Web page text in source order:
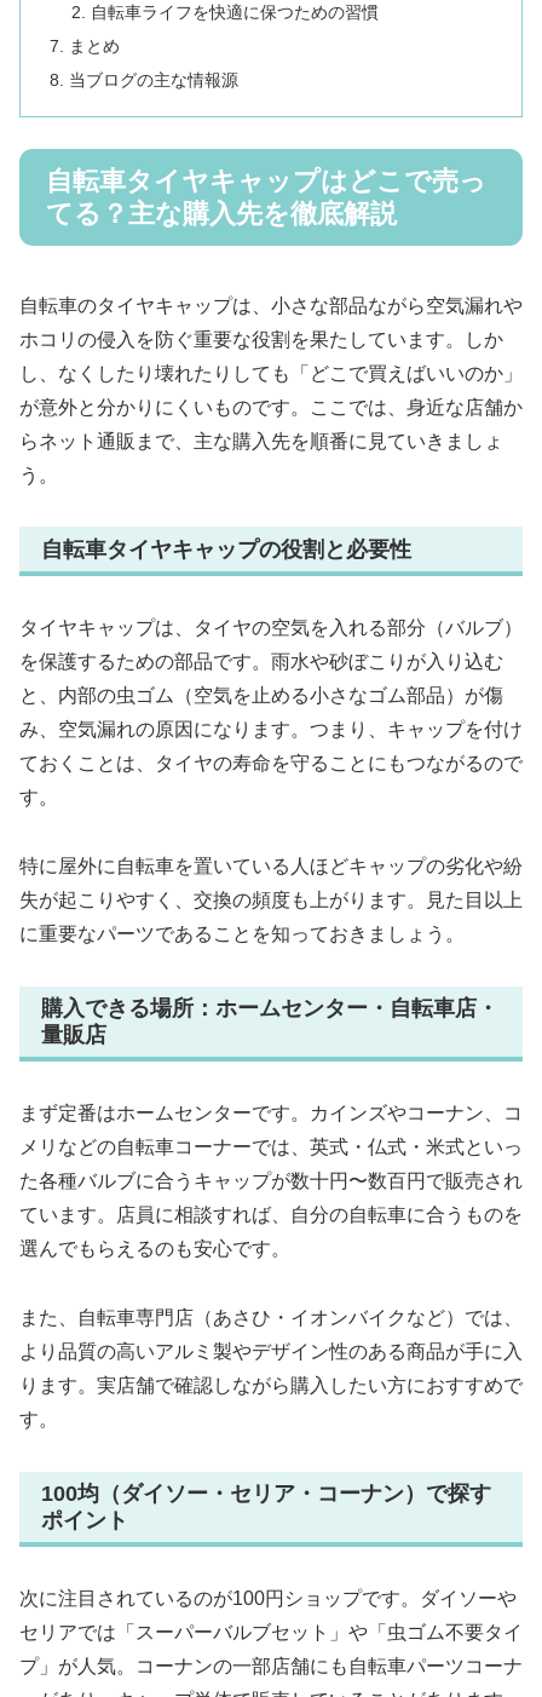
自転車ライフを快適に保つための習慣
まとめ
当ブログの主な情報源
自転車タイヤキャップはどこで売っ
てる？主な購入先を徹底解説
自転車のタイヤキャップは、小さな部品ながら空気漏れや
ホコリの侵入を防ぐ重要な役割を果たしています。しか
し、なくしたり壊れたりしても「どこで買えばいいのか」
が意外と分かりにくいものです。ここでは、身近な店舗か
らネット通販まで、主な購入先を順番に見ていきましょ
う。
自転車タイヤキャップの役割と必要性
タイヤキャップは、タイヤの空気を入れる部分（バルブ）
を保護するための部品です。雨水や砂ぼこりが入り込む
と、内部の虫ゴム（空気を止める小さなゴム部品）が傷
み、空気漏れの原因になります。つまり、キャップを付け
ておくことは、タイヤの寿命を守ることにもつながるので
す。
特に屋外に自転車を置いている人ほどキャップの劣化や紛
失が起こりやすく、交換の頻度も上がります。見た目以上
に重要なパーツであることを知っておきましょう。
購入できる場所：ホームセンター・自転車店・
量販店
まず定番はホームセンターです。カインズやコーナン、コ
メリなどの自転車コーナーでは、英式・仏式・米式といっ
た各種バルブに合うキャップが数十円〜数百円で販売され
ています。店員に相談すれば、自分の自転車に合うものを
選んでもらえるのも安心です。
また、自転車専門店（あさひ・イオンバイクなど）では、
より品質の高いアルミ製やデザイン性のある商品が手に入
ります。実店舗で確認しながら購入したい方におすすめで
す。
100均（ダイソー・セリア・コーナン）で探す
ポイント
次に注目されているのが100円ショップです。ダイソーや
セリアでは「スーパーバルブセット」や「虫ゴム不要タイ
プ」が人気。コーナンの一部店舗にも自転車パーツコーナ